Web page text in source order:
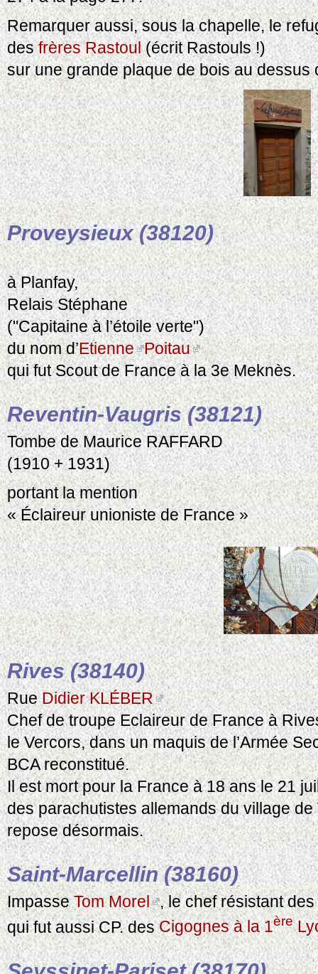
Remarquer aussi, sous la chapelle, le
desfrères Rastoul(écrit Rastouls !)
sur une grande plaque de bois au dessus
Proveysieux (38120)
à Planfay,
Relais Stéphane
("Capitaine à l’étoile verte")
du nom d’Etienne
Poitau
qui fut Scout de France à la 3e Meknès.
Reventin-Vaugris (38121)
Tombe de Maurice RAFFARD
(1910 + 1931)
portant la mention
« Éclaireur unioniste de France »
Rives (38140)
RueDidier KLÉBER
Chef de troupe Eclaireur de France à
le Vercors, dans un maquis de l’Armée
BCA reconstitué.
Il est mort pour la France à 18 ans le 21
des parachutistes allemands du village
repose désormais.
Saint-Marcellin (38160)
ImpasseTom Morel , le chef résistant
qui fut aussi CP. desCigognes à la 1ère